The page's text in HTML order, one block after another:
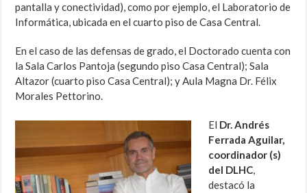
pantalla y conectividad), como por ejemplo, el Laboratorio de
Informática, ubicada en el cuarto piso de Casa Central.
En el caso de las defensas de grado, el Doctorado cuenta con
la Sala Carlos Pantoja (segundo piso Casa Central); Sala
Altazor (cuarto piso Casa Central); y Aula Magna Dr. Félix
Morales Pettorino.
El Dr. Andrés
Ferrada Aguilar,
coordinador (s)
del DLHC,
destacó la